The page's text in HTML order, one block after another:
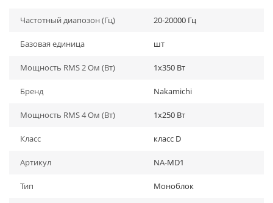
Частотный диапозон (Гц) 20-20000 Гц
Базовая единица шт
Мощность RMS 2 Ом (Вт) 1х350 Вт
Бренд Nakamichi
Мощность RMS 4 Ом (Вт) 1х250 Вт
Класс класс D
Артикул NA-MD1
Тип Моноблок